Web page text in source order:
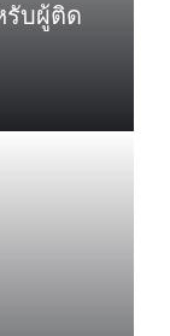
รับผู้ติด